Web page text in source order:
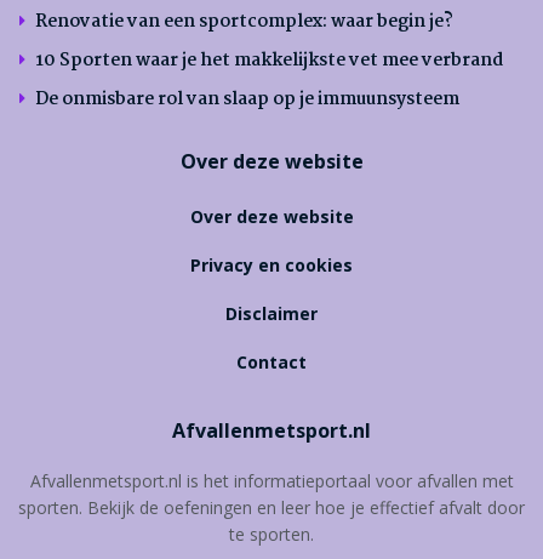
Renovatie van een sportcomplex: waar begin je?
10 Sporten waar je het makkelijkste vet mee verbrand
De onmisbare rol van slaap op je immuunsysteem
Over deze website
Over deze website
Privacy en cookies
Disclaimer
Contact
Afvallenmetsport.nl
Afvallenmetsport.nl is het informatieportaal voor afvallen met
sporten. Bekijk de oefeningen en leer hoe je effectief afvalt door
te sporten.